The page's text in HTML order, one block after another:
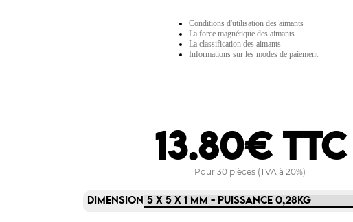
Conditions d'utilisation des aimants
La force magnétique des aimants
La classification des aimants
Informations sur les modes de paiement
13.80€ TTC
Pour 30 pièces (TVA à 20%)
DIMENSION